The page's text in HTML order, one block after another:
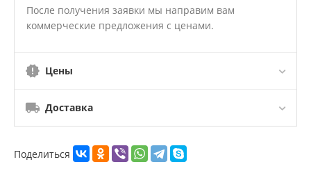
После получения заявки мы направим вам
коммерческие предложения с ценами.
Цены
Доставка
Поделиться